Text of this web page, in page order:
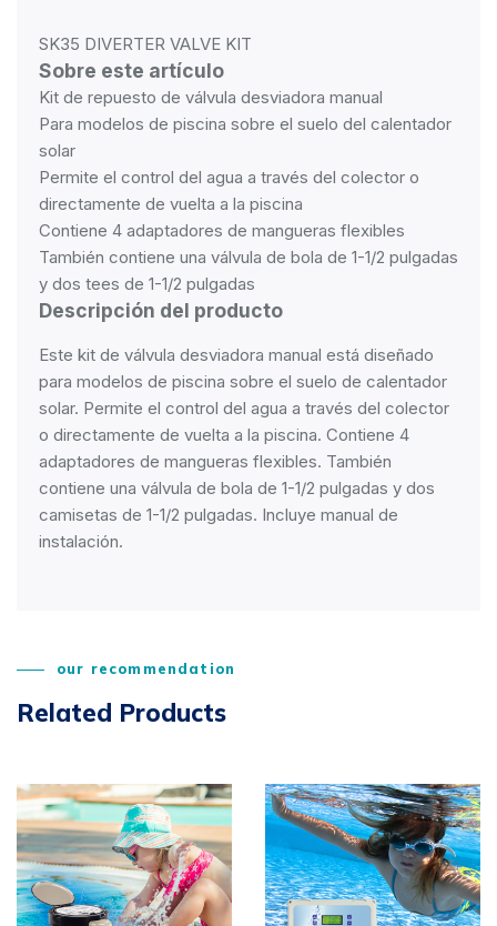
SK35 DIVERTER VALVE KIT
Sobre este artículo
Kit de repuesto de válvula desviadora manual
Para modelos de piscina sobre el suelo del calentador
solar
Permite el control del agua a través del colector o
directamente de vuelta a la piscina
Contiene 4 adaptadores de mangueras flexibles
También contiene una válvula de bola de 1-1/2 pulgadas
y dos tees de 1-1/2 pulgadas
Descripción del producto
Este kit de válvula desviadora manual está diseñado
para modelos de piscina sobre el suelo de calentador
solar. Permite el control del agua a través del colector
o directamente de vuelta a la piscina. Contiene 4
adaptadores de mangueras flexibles. También
contiene una válvula de bola de 1-1/2 pulgadas y dos
camisetas de 1-1/2 pulgadas. Incluye manual de
instalación.
our recommendation
Related Products